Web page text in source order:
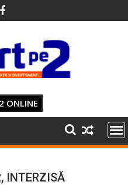
ONLINE
INTERZISĂ